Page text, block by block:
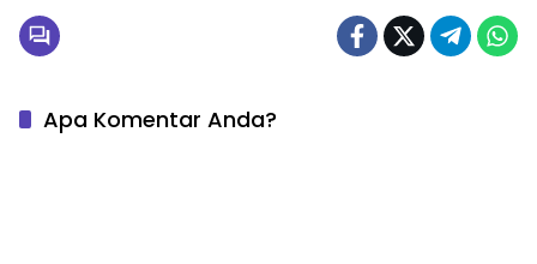
Apa Komentar Anda?